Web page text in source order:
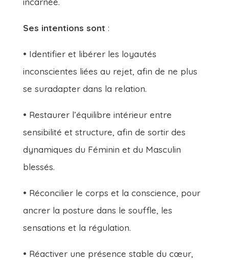
Ses intentions sont :
• Identifier et libérer les loyautés
inconscientes liées au rejet, afin de ne plus
se suradapter dans la relation.
• Restaurer l’équilibre intérieur entre
sensibilité et structure, afin de sortir des
dynamiques du Féminin et du Masculin
blessés.
• Réconcilier le corps et la conscience, pour
ancrer la posture dans le souffle, les
sensations et la régulation.
• Réactiver une présence stable du cœur,